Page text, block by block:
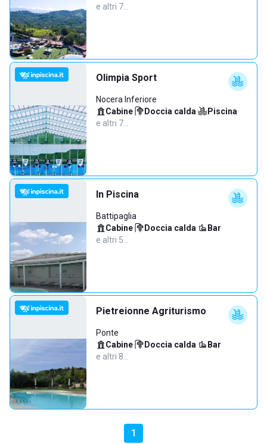
e altri 7…
Olimpia Sport
Nocera Inferiore
Cabine· Doccia calda· Piscina·
e altri 7…
In Piscina
Battipaglia
Cabine· Doccia calda· Bar·
e altri 5…
Pietreionne Agriturismo
Ponte
Cabine· Doccia calda· Bar·
e altri 8…
1